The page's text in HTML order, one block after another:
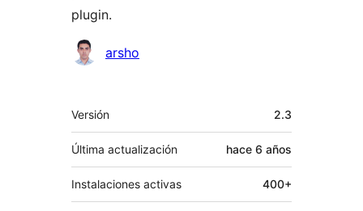
plugin.
Colaboradores
arsho
Meta
Versión 2.3
Última actualización hace 6 años
Instalaciones activas 400+